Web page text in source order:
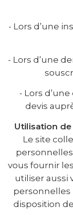
- Lors d’une
- Lors d’une
- Lors
devis
Utilisation
Le site
vous fournir
utiliser aussi
personnelles
disposition